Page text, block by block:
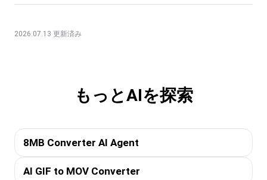
2026.07.13 更新済み
もっとAIを探索
8MB Converter AI Agent
AI GIF to MOV Converter